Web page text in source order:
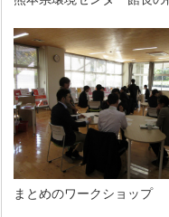
まとめのワークショップ